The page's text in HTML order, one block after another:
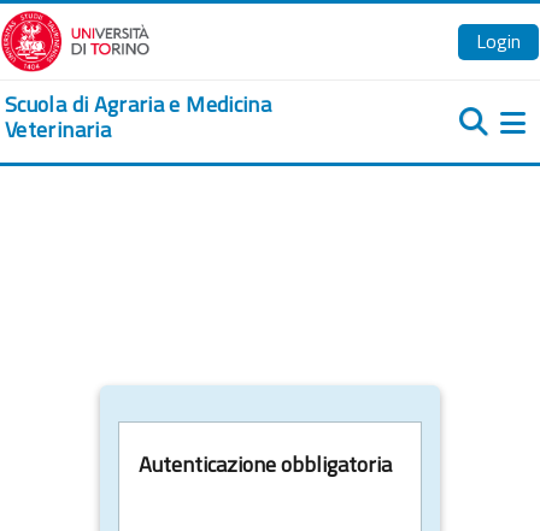
Vai al contenuto principale
Login
Scuola di Agraria e Medicina
Veterinaria
Autenticazione obbligatoria